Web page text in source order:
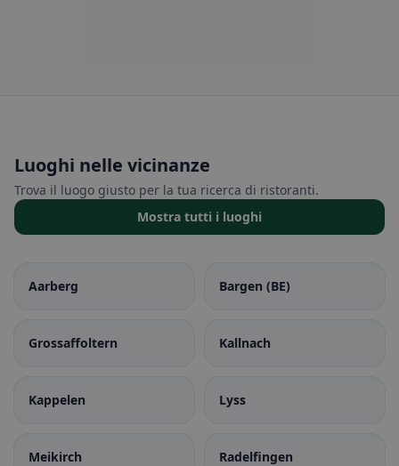
Luoghi nelle vicinanze
Trova il luogo giusto per la tua ricerca di ristoranti.
Mostra tutti i luoghi
Aarberg Bargen (BE)
Grossaffoltern Kallnach
Kappelen Lyss
Meikirch Radelfingen